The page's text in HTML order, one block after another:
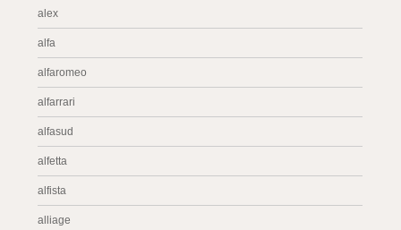
alex
alfa
alfaromeo
alfarrari
alfasud
alfetta
alfista
alliage